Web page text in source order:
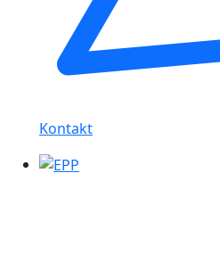
Kontakt